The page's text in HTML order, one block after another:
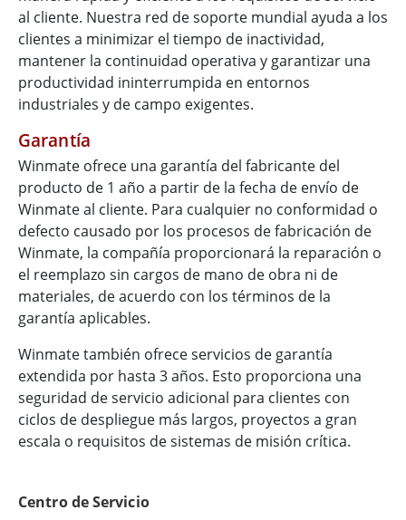
al cliente. Nuestra red de soporte mundial ayuda a los
clientes a minimizar el tiempo de inactividad,
mantener la continuidad operativa y garantizar una
productividad ininterrumpida en entornos
industriales y de campo exigentes.
Garantía
Winmate ofrece una garantía del fabricante del
producto de 1 año a partir de la fecha de envío de
Winmate al cliente. Para cualquier no conformidad o
defecto causado por los procesos de fabricación de
Winmate, la compañía proporcionará la reparación o
el reemplazo sin cargos de mano de obra ni de
materiales, de acuerdo con los términos de la
garantía aplicables.
Winmate también ofrece servicios de garantía
extendida por hasta 3 años. Esto proporciona una
seguridad de servicio adicional para clientes con
ciclos de despliegue más largos, proyectos a gran
escala o requisitos de sistemas de misión crítica.
Centro de Servicio